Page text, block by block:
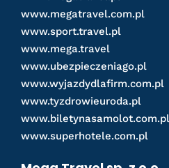
www.megatravel.com.pl
www.sport.travel.pl
www.mega.travel
www.ubezpieczeniago.pl
www.wyjazdydlafirm.com.pl
www.tyzdrowieuroda.pl
www.biletynasamolot.com.pl
www.superhotele.com.pl